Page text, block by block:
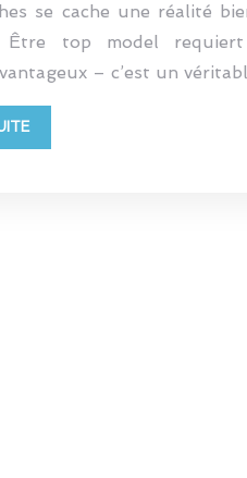
se cache une réalité
Être top model
– c’est un